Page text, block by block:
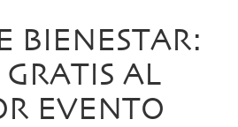
BIENESTAR:
GRATIS AL
EVENTO